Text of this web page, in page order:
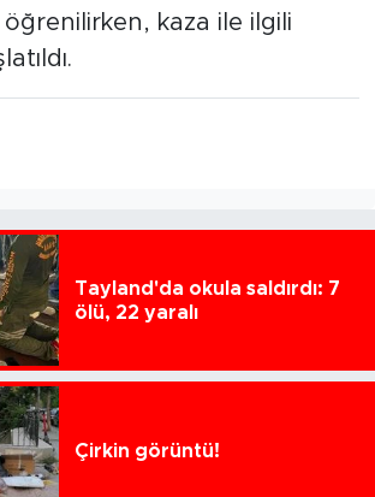
öğrenilirken, kaza ile ilgili
Tayland'da okula saldırdı: 7
ölü, 22 yaralı
Çirkin görüntü!